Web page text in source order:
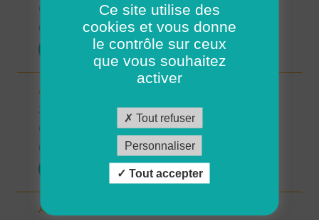
03/08/2026
POSTULER
Aide à domicile GANGES (H/F)
Auxiliaire de vie GANGES (H/F)
Ce site utilise des
cookies et vous donne
le contrôle sur ceux
que vous souhaitez
activer
Tout refuser
Personnaliser
Tout accepter